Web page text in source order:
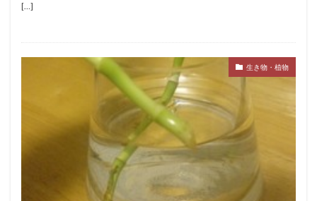
[…]
生き物・植物